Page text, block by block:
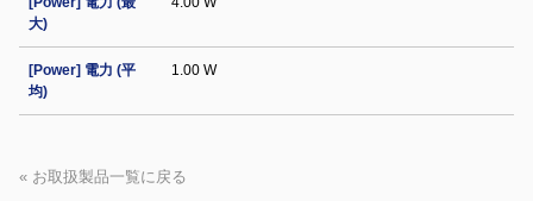
大)
[Power] 電力 (平
均)
1.00 W
« お取扱製品一覧に戻る